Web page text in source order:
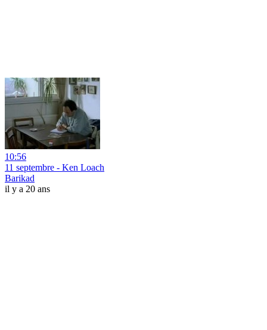
10:56
11 septembre - Ken Loach
Barikad
il y a 20 ans